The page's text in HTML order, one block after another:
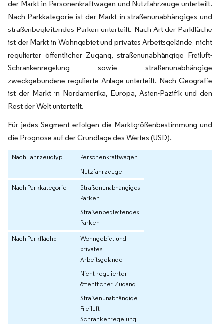
der Markt in Personenkraftwagen und Nutzfahrzeuge unterteilt.
Nach Parkkategorie ist der Markt in straßenunabhängiges und
straßenbegleitendes Parken unterteilt. Nach Art der Parkfläche
ist der Markt in Wohngebiet und privates Arbeitsgelände, nicht
regulierter öffentlicher Zugang, straßenunabhängige Freiluft-
Schrankenregelung sowie straßenunabhängige
zweckgebundene regulierte Anlage unterteilt. Nach Geografie
ist der Markt in Nordamerika, Europa, Asien-Pazifik und den
Rest der Welt unterteilt.
Für jedes Segment erfolgen die Marktgrößenbestimmung und
die Prognose auf der Grundlage des Wertes (USD).
Nach Fahrzeugtyp
Personenkraftwagen
Nutzfahrzeuge
Nach Parkkategorie
Straßenunabhängiges
Parken
Straßenbegleitendes
Parken
Nach Parkfläche
Wohngebiet und
privates
Arbeitsgelände
Nicht regulierter
öffentlicher Zugang
Straßenunabhängige
Freiluft-
Schrankenregelung